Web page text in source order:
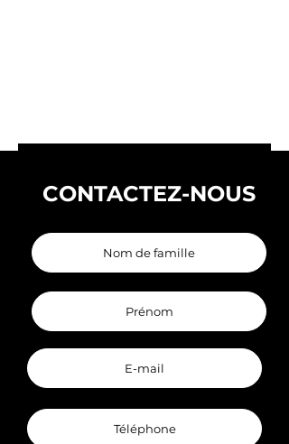
CONTACTEZ-NOUS